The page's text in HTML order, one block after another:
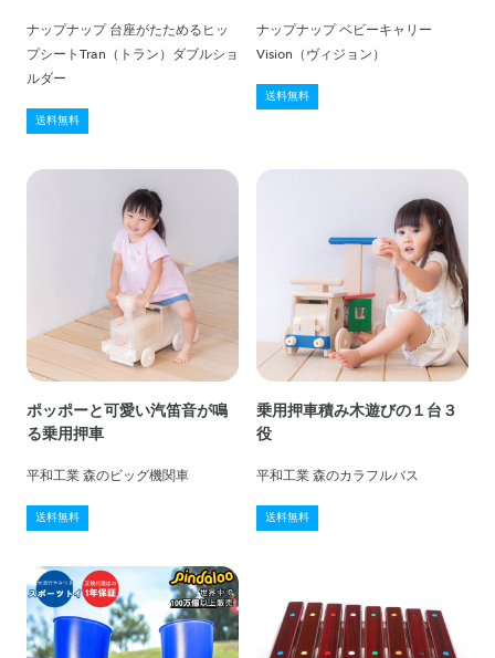
ナップナップ 台座がたためるヒッ
プシートTran（トラン）ダブルショ
ルダー
送料無料
ナップナップ ベビーキャリー
Vision（ヴィジョン）
送料無料
ポッポーと可愛い汽笛音が鳴
る乗用押車
平和工業 森のビッグ機関車
送料無料
乗用押車積み木遊びの１台３
役
平和工業 森のカラフルバス
送料無料